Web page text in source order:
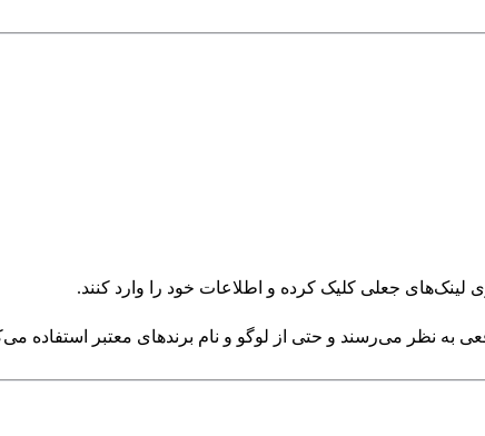
لینک‌های جعلی کلیک کرده و اطلاعات خود را وارد کنند.
به نظر می‌رسند و حتی از لوگو و نام برندهای معتبر استفاده